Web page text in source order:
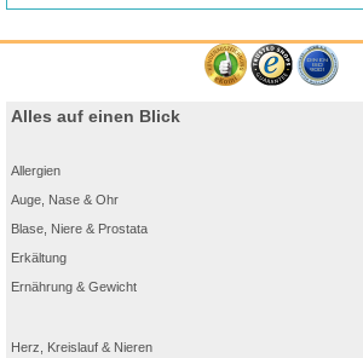
Alles auf einen Blick
Allergien
Auge, Nase & Ohr
Blase, Niere & Prostata
Erkältung
Ernährung & Gewicht
Herz, Kreislauf & Nieren